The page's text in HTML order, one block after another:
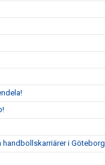
i Göteborg